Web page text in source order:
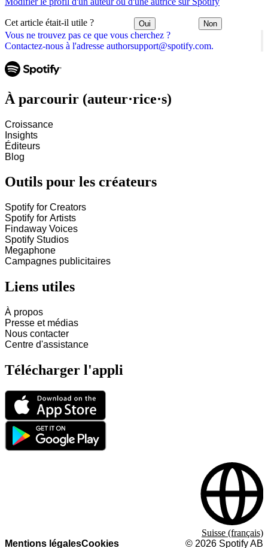
Vous ne trouvez pas ce que vous cherchez ?
Contactez-nous à l'adresse authorsupport@spotify.com.
Cet article était-il utile ? Oui Non
À parcourir (auteur·rice·s)
Croissance
Insights
Éditeurs
Blog
Outils pour les créateurs
Spotify for Creators
Spotify for Artists
Findaway Voices
Spotify Studios
Megaphone
Campagnes publicitaires
Liens utiles
À propos
Presse et médias
Nous contacter
Centre d'assistance
Télécharger l'appli
Mentions légalesCookies © 2026 Spotify AB
Suisse (français)